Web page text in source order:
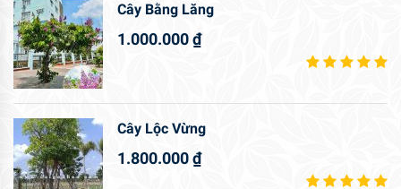
Cây Bằng Lăng
1.000.000₫
Cây Lộc Vừng
1.800.000₫